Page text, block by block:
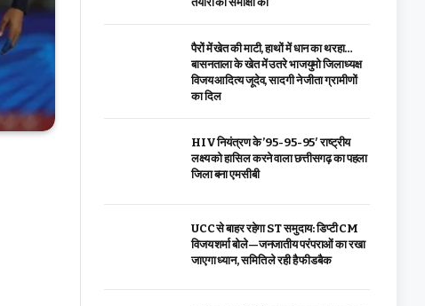
पैरों में खेत की माटी, हाथों में धान का थरहा…
बासनताला के खेत में उतरे भाजयुमो जिलाध्यक्ष
विजय आदित्य जूदेव, सादगी ने जीता ग्रामीणों
का दिल
HIV नियंत्रण के ’95-95-95′ राष्ट्रीय
लक्ष्य को हासिल करने वाला छत्तीसगढ़ का पहला
जिला बना एमसीबी
UCC से बाहर रहेगा ST समुदाय: डिप्टी CM
विजय शर्मा बोले—जनजातीय परंपराओं का रखा
जाएगा ध्यान, समिति ले रही है फीडबैक